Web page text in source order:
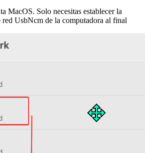
MacOS. Solo necesitas establecer la
UsbNcm de la computadora al final